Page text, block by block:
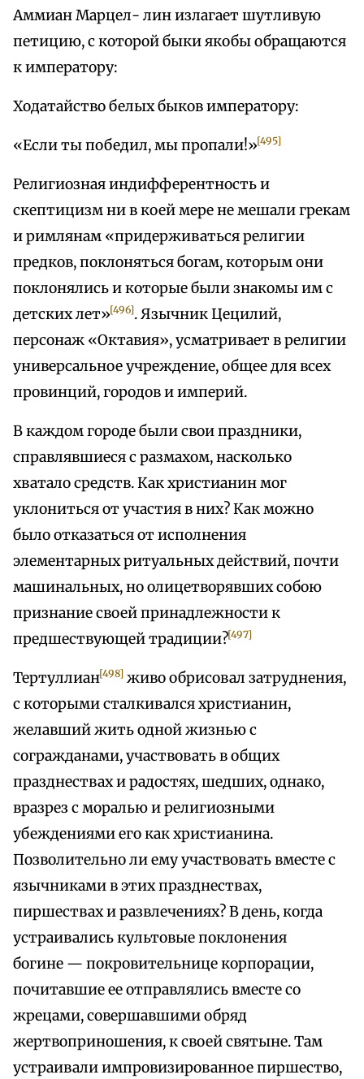
Аммиан Марцел- лин излагает шутливую
петицию, с которой быки якобы обращаются
к императору:
Ходатайство белых быков императору:
«Если ты победил, мы пропали!»[495]
Религиозная индифферентность и
скептицизм ни в коей мере не мешали грекам
и римлянам «придерживаться религии
предков, поклоняться богам, которым они
поклонялись и которые были знакомы им с
детских лет»[496]. Язычник Цецилий,
персонаж «Октавия», усматривает в религии
универсальное учреждение, общее для всех
провинций, городов и империй.
В каждом городе были свои праздники,
справлявшиеся с размахом, насколько
хватало средств. Как христианин мог
уклониться от участия в них? Как можно
было отказаться от исполнения
элементарных ритуальных действий, почти
машинальных, но олицетворявших собою
признание своей принадлежности к
предшествующей традиции?[497]
Тертуллиан[498] живо обрисовал затруднения,
с которыми сталкивался христианин,
желавший жить одной жизнью с
согражданами, участвовать в общих
празднествах и радостях, шедших, однако,
вразрез с моралью и религиозными
убеждениями его как христианина.
Позволительно ли ему участвовать вместе с
язычниками в этих празднествах,
пиршествах и развлечениях? В день, когда
устраивались культовые поклонения
богине — покровительнице корпорации,
почитавшие ее отправлялись вместе со
жрецами, совершавшими обряд
жертвоприношения, к своей святыне. Там
устраивали импровизированное пиршество,